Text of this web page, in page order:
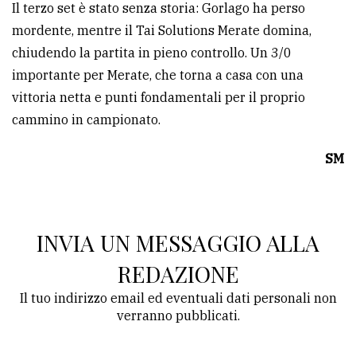
Il terzo set è stato senza storia: Gorlago ha perso
mordente, mentre il Tai Solutions Merate domina,
chiudendo la partita in pieno controllo. Un 3/0
importante per Merate, che torna a casa con una
vittoria netta e punti fondamentali per il proprio
cammino in campionato.
SM
INVIA UN MESSAGGIO ALLA
REDAZIONE
Il tuo indirizzo email ed eventuali dati personali non
verranno pubblicati.